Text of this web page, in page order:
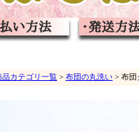
品カテゴリ一覧 > 布団の丸洗い > 布